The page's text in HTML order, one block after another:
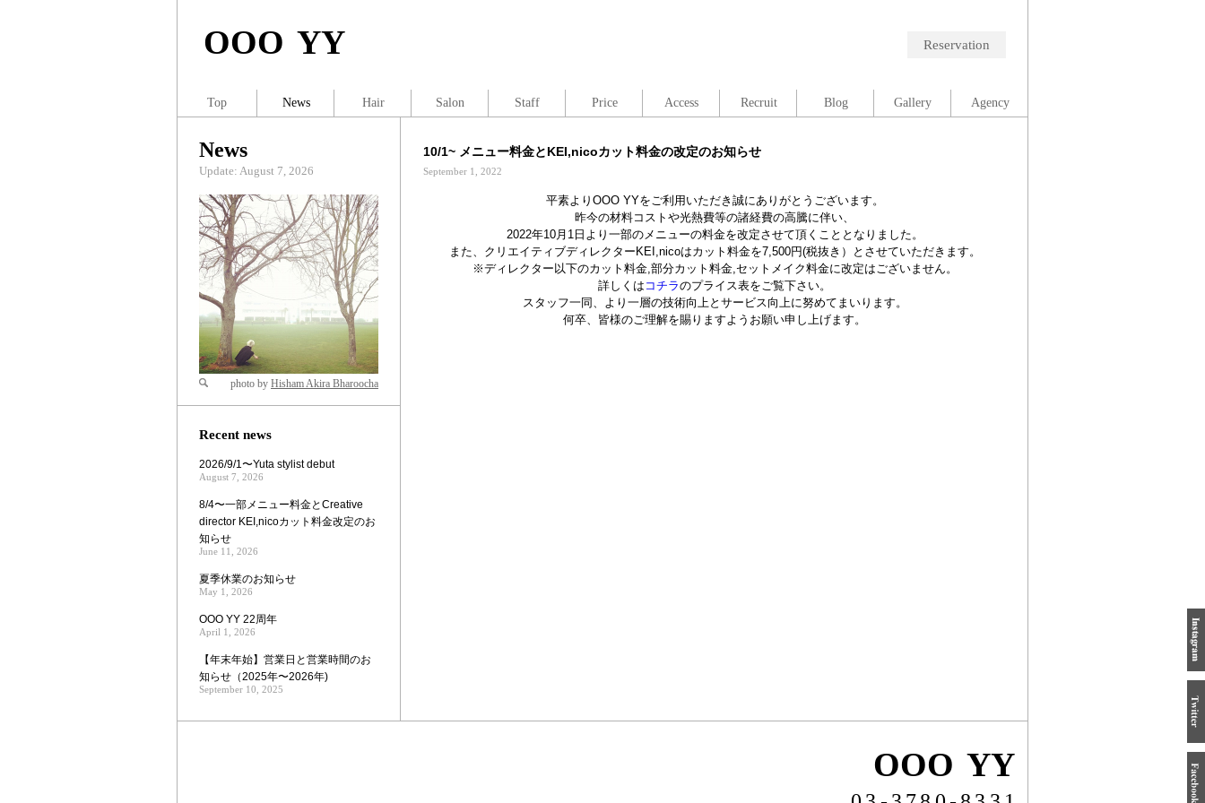
OOO YY Reservation
10/1~ メニュー料金とKEI,nicoカット料金の改定のお知らせ
September 1, 2022
平素よりOOO YYをご利用いただき誠にありがとうございます。
昨今の材料コストや光熱費等の諸経費の高騰に伴い、
2022年10月1日より一部のメニューの料金を改定させて頂くこととなりました。
また、クリエイティブディレクターKEI,nicoはカット料金を7,500円(税抜き）とさせていただきます。
※ディレクター以下のカット料金,部分カット料金,セットメイク料金に改定はございません。
詳しくは コチラのプライス表をご覧下さい。
スタッフ一同、より一層の技術向上とサービス向上に努めてまいります。
何卒、皆様のご理解を賜りますようお願い申し上げます。
News
Update: August 7, 2026
Zoom
photo by Hisham Akira Bharoocha
Recent news
2026/9/1〜Yuta stylist debut
August 7, 2026
8/4〜一部メニュー料金とCreative
director KEI,nicoカット料金改定のお
知らせ
June 11, 2026
夏季休業のお知らせ
May 1, 2026
OOO YY 22周年
April 1, 2026
【年末年始】営業日と営業時間のお
知らせ（2025年〜2026年)
September 10, 2025
Top News Hair Salon Staff Price Access Recruit Blog Gallery Agency
OOO YY